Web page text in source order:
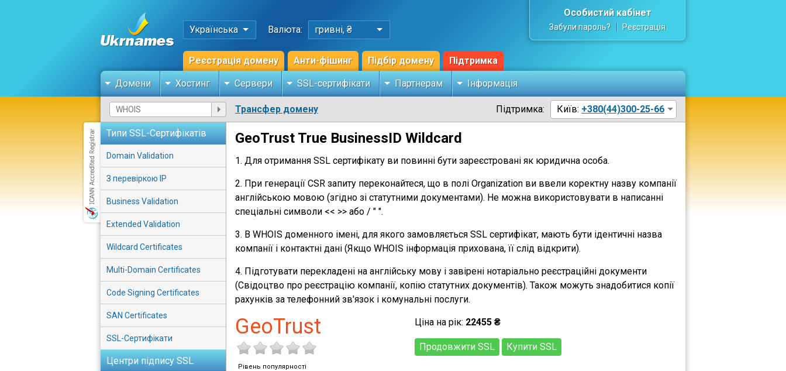
Українська Валюта: гривні, ₴
Реєстрація домену Анти-фішинг Підбір домену Підтримка
Особистий кабінет
Забули пароль? Реєстрація
Домени Хостинг Сервери SSL-сертифікати Партнерам Інформація
Трансфер домену Підтримка: Київ: +380(44)300-25-66
Типи SSL-Сертифікатів
Domain Validation
З перевіркою IP
Business Validation
Extended Validation
Wildcard Certificates
Multi-Domain Certificates
Code Signing Certificates
SAN Certificates
SSL-Сертифікати
Центри підпису SSL
GeoTrust True BusinessID Wildcard
1. Для отримання SSL сертифікату ви повинні бути зареєстровані як юридична особа.
2. При генерації CSR запиту переконайтеся, що в полі Organization ви ввели коректну назву компанії
англійською мовою (згідно зі статутними документами). Не можна використовувати в написанні
спеціальні символи << >> або / " ".
3. В WHOIS доменного імені, для якого замовляється SSL сертифікат, мають бути ідентичні назва
компанії і контактні дані (Якщо WHOIS інформація прихована, її слід відкрити).
4. Підготувати перекладені на англійську мову і завірені нотаріально реєстраційні документи
(Свідоцтво про реєстрацію компанії, копію статутних документів). Також можуть знадобитися копії
рахунків за телефонний зв'язок і комунальні послуги.
GeoTrust
Рівень популярності
Ціна на рік: 22455 ₴
Продовжити SSL Купити SSL